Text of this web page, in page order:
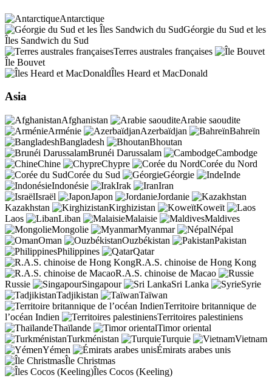
Antarctique
Géorgie du Sud et les
Îles Sandwich du Sud
Terres australes françaises
Île Bouvet
Îles Heard et MacDonald
Asia
Afghanistan
Arabie saoudite
Arménie
Azerbaïdjan
Bahreïn
Bangladesh
Bhoutan
Brunéi Darussalam
Cambodge
Chine
Chypre
Corée du Nord
Corée du Sud
Géorgie
Inde
Indonésie
Irak
Iran
Israël
Japon
Jordanie
Kazakhstan
Kirghizistan
Koweït
Laos
Liban Malaisie
Maldives
Mongolie
Myanmar
Népal
Oman
Ouzbékistan
Pakistan
Philippines
Qatar
R.A.S. chinoise de Hong Kong
R.A.S. chinoise de Macao
Russie
Singapour Sri Lanka
Syrie
Tadjikistan
Taïwan
Territoire britannique de
l’océan Indien
Territoires palestiniens
Thaïlande
Timor oriental
Turkménistan
Turquie
Vietnam
Yémen
Émirats arabes unis
Île Christmas
Îles Cocos (Keeling)